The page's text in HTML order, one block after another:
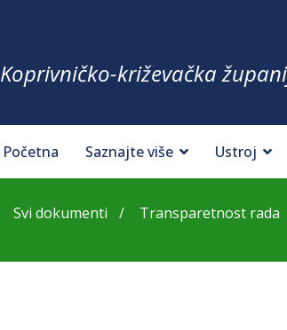
Koprivničko-križevačka
Početna Saznajte više Ustroj
Svi dokumenti Transparetnost rada